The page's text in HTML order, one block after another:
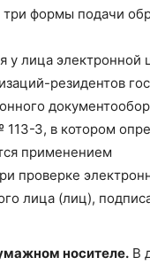
три формы подачи
у лица электронной
резидентов
З, в котором
применением
проверке
лица (лиц),
носителе. В